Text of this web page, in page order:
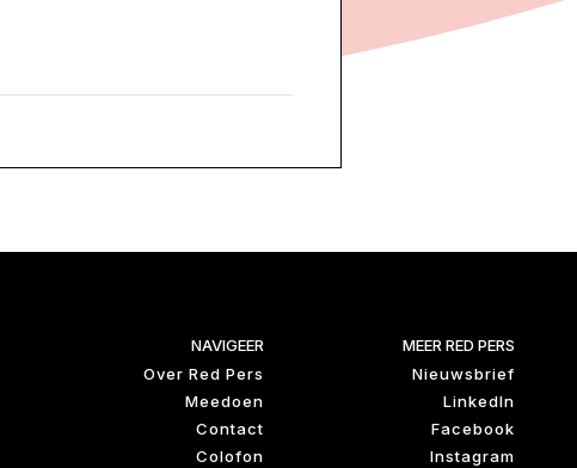
NAVIGEER
Over Red Pers
Meedoen
Contact
Colofon
MEER RED PERS
Nieuwsbrief
LinkedIn
Facebook
Instagram